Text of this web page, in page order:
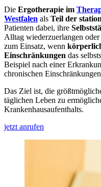
Die Ergotherapie im
Westfalen als Teil der
Patienten dabei, ihre
Alltag wiederzuerlangen
zum Einsatz, wenn
Einschränkungen das
Beispiel nach einer
chronischen
Das Ziel ist, die
täglichen Leben zu
Krankenhausaufenthalts.
jetzt anrufen